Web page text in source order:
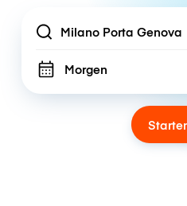
Location
Morgen